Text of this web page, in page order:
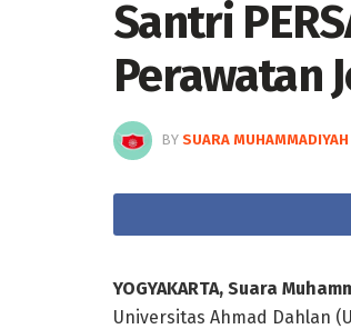
Santri
Perawatan
BY SUARA MUHAMMADIYAH
YOGYAKARTA, Suara
Universitas Ahmad Dahlan